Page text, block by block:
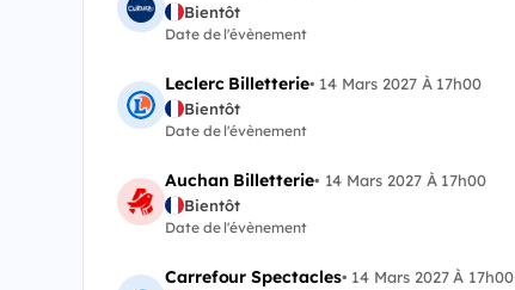
Bientôt
Date de l'évènement
Leclerc Billetterie• 14 Mars 2027 À 17h00
Bientôt
Date de l'évènement
Auchan Billetterie• 14 Mars 2027 À 17h00
Bientôt
Date de l'évènement
Carrefour Spectacles• 14 Mars 2027 À 17h00